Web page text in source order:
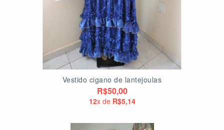
Vestido cigano de lantejoulas
R$50,00
12x de R$5,14